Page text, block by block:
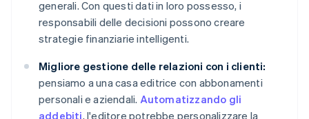
generali. Con questi dati in loro possesso, i
responsabili delle decisioni possono creare
strategie finanziarie intelligenti.
Migliore gestione delle relazioni con i clienti:
pensiamo a una casa editrice con abbonamenti
personali e aziendali. Automatizzando gli
addebiti, l'editore potrebbe personalizzare la